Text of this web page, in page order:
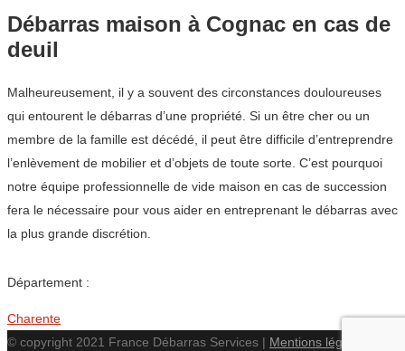
Débarras maison à Cognac en cas de
deuil
Malheureusement, il y a souvent des circonstances douloureuses
qui entourent le débarras d’une propriété. Si un être cher ou un
membre de la famille est décédé, il peut être difficile d’entreprendre
l’enlèvement de mobilier et d’objets de toute sorte. C’est pourquoi
notre équipe professionnelle de vide maison en cas de succession
fera le nécessaire pour vous aider en entreprenant le débarras avec
la plus grande discrétion.
Département :
Charente
© copyright 2021 France Débarras Services | Mentions légales